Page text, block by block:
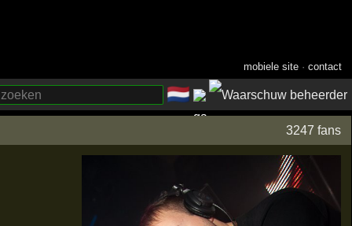
mobiele site ·contact
🇳🇱
3247 fans